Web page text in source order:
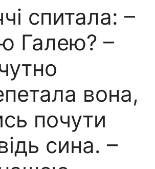
спитала: –
Галею? –
вона,
почути
сина. –